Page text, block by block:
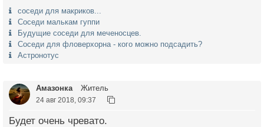
соседи для макриков...
Соседи малькам гуппи
Будущие соседи для меченосцев.
Соседи для фловерхорна - кого можно подсадить?
Астронотус
Амазонка Житель
24 авг 2018, 09:37
Будет очень чревато.